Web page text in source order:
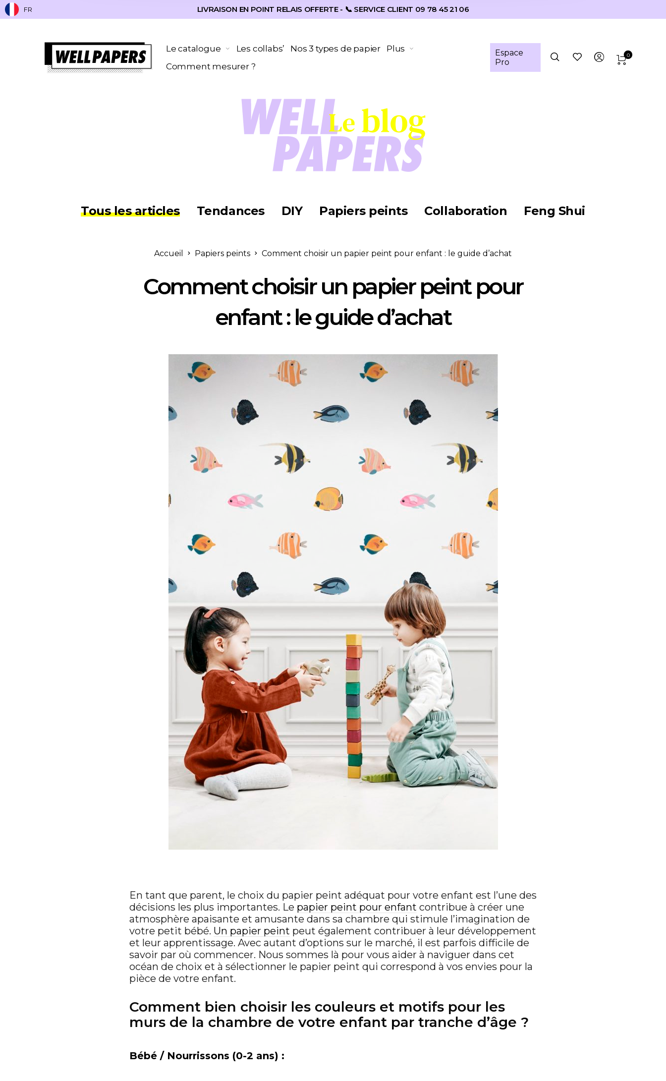
FR LIVRAISON EN POINT RELAIS OFFERTE - 📞 SERVICE CLIENT 09 78 45 21 06
Le catalogue Les collabs’ Nos 3 types de papier
Plus
Comment mesurer ?
Espace
Pro
0
Tous les articles Tendances DIY Papiers peints Collaboration Feng Shui
Accueil Papiers peints Comment choisir un papier peint pour enfant : le guide d’achat
Comment choisir un papier peint pour
enfant : le guide d’achat
En tant que parent, le choix du papier peint adéquat pour votre enfant est l’une des
décisions les plus importantes. Le papier peint pour enfant contribue à créer une
atmosphère apaisante et amusante dans sa chambre qui stimule l’imagination de
votre petit bébé. Un papier peint peut également contribuer à leur développement
et leur apprentissage. Avec autant d’options sur le marché, il est parfois difficile de
savoir par où commencer. Nous sommes là pour vous aider à naviguer dans cet
océan de choix et à sélectionner le papier peint qui correspond à vos envies pour la
pièce de votre enfant.
Comment bien choisir les couleurs et motifs pour les
murs de la chambre de votre enfant par tranche d’âge ?
Bébé / Nourrissons (0-2 ans) :